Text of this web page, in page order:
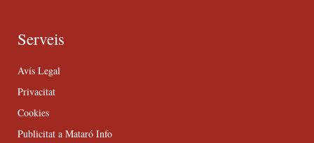
Serveis
Avís Legal
Privacitat
Cookies
Publicitat a Mataró Info